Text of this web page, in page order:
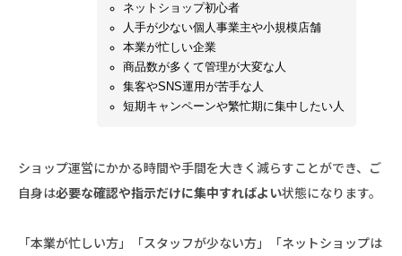
ネットショップ初心者
人手が少ない個人事業主や小規模店舗
本業が忙しい企業
商品数が多くて管理が大変な人
集客やSNS運用が苦手な人
短期キャンペーンや繁忙期に集中したい人
ショップ運営にかかる時間や手間を大きく減らすことができ、ご
自身は必要な確認や指示だけに集中すればよい状態になります。
「本業が忙しい方」「スタッフが少ない方」「ネットショップは